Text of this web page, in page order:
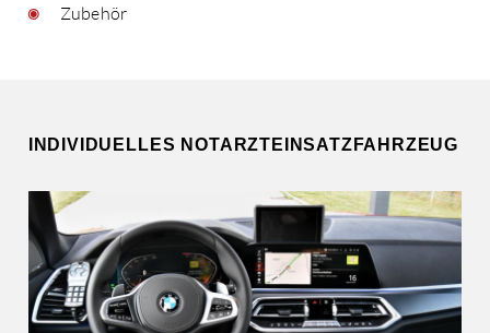
Zubehör
INDIVIDUELLES NOTARZTEINSATZFAHRZEUG